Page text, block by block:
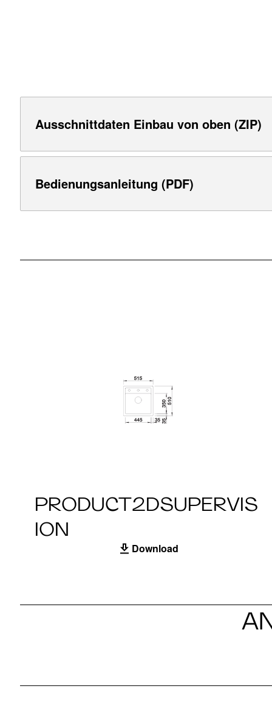
Ausschnittdaten Einbau von oben (ZIP)
Bedienungsanleitung (PDF)
PRODUCT2DSUPERVIS
ION
Download